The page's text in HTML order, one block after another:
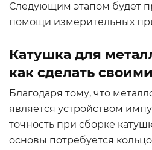
Следующим этапом будет
помощи измерительных
Катушка для
как сделать
Благодаря тому, что
является устройством
точность при сборке
основы потребуется